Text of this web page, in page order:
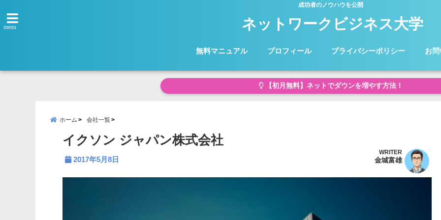
成功者のノウハウを公開
menu ネットワークビジネス大学
無料マニュアル プロフィール プライバシーポリシー お
【初月無料】ネットでダウンを増やす方法！
ホーム 会社一覧
イクソン ジャパン株式会社
2017年5月8日
WRITER
金城富雄